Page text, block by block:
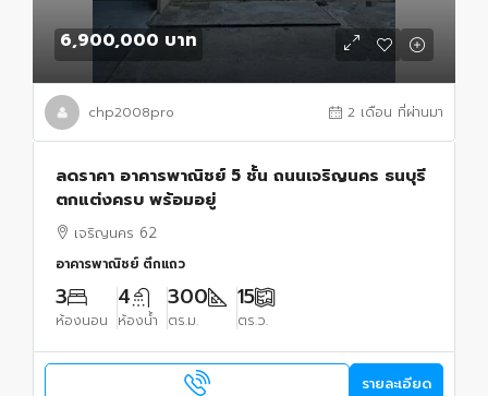
6,900,000 บาท
chp2008pro 2 เดือน ที่ผ่านมา
ลดราคา อาคารพาณิชย์ 5 ชั้น ถนนเจริญนคร ธนบุรี
ตกแต่งครบ พร้อมอยู่
เจริญนคร 62
อาคารพาณิชย์ ตึกแถว
3
ห้องนอน
4
ห้องน้ำ
300
ตร.ม.
15
ตร.ว.
รายละเอียด